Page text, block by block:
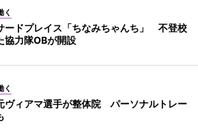
く
ードプレイス「ちなみちゃんち」 不登校
協力隊OBが開設
く
ヴィアマ選手が整体院 パーソナルトレー